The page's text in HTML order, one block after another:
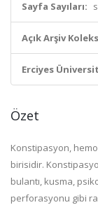
Sayfa Sayıları:
Açık Arşiv
Erciyes
Özet
Konstipasyon,
birisidir.
bulantı, kusma,
perforasyonu gibi